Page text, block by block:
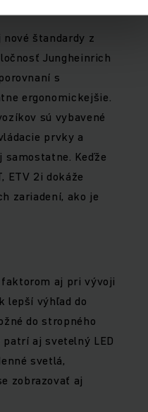
štandardy z
Jungheinrich
s
ergonomickejšie.
sú vybavené
prvky a
Keďže
ETV 2i dokáže
zariadení, ako je
aj pri vývoji
lepší výhľad do
do stropného
aj svetelný LED
svetlá,
zobrazovať aj